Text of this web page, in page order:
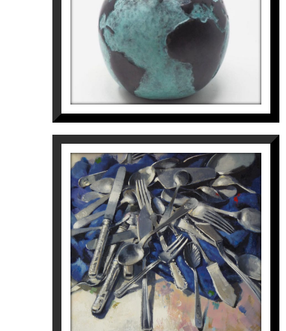
2.400€
PLATA
Mercè Humedas
545€